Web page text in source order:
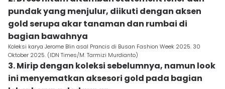
pundak yang menjulur, diikuti dengan aksen
gold serupa akar tanaman dan rumbai di
bagian bawahnya
Koleksi karya Jerome Blin asal Prancis di Busan Fashion Week 2025. 30
Oktober 2025. (IDN Times/M. Tarmizi Murdianto)
3. Mirip dengan koleksi sebelumnya, namun look
ini menyematkan aksesori gold pada bagian